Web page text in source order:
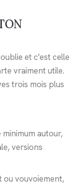
et c'est celle
vraiment utile.
trois mois plus
autour,
versions
ou vouvoiement,